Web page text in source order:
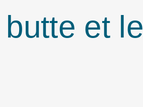
et le